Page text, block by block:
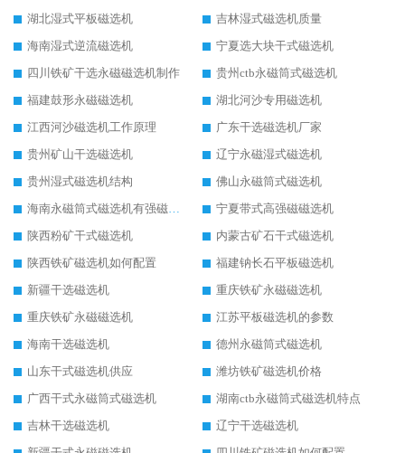
湖北湿式平板磁选机
吉林湿式磁选机质量
海南湿式逆流磁选机
宁夏选大块干式磁选机
四川铁矿干选永磁磁选机制作
贵州ctb永磁筒式磁选机
福建鼓形永磁磁选机
湖北河沙专用磁选机
江西河沙磁选机工作原理
广东干选磁选机厂家
贵州矿山干选磁选机
辽宁永磁湿式磁选机
贵州湿式磁选机结构
佛山永磁筒式磁选机
海南永磁筒式磁选机有强磁的吗
宁夏带式高强磁磁选机
陕西粉矿干式磁选机
内蒙古矿石干式磁选机
陕西铁矿磁选机如何配置
福建钠长石平板磁选机
新疆干选磁选机
重庆铁矿永磁磁选机
重庆铁矿永磁磁选机
江苏平板磁选机的参数
海南干选磁选机
德州永磁筒式磁选机
山东干式磁选机供应
潍坊铁矿磁选机价格
广西干式永磁筒式磁选机
湖南ctb永磁筒式磁选机特点
吉林干选磁选机
辽宁干选磁选机